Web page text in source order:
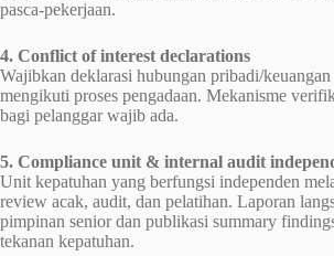
pasca-pekerjaan.
4. Conflict of interest declarations
Wajibkan deklarasi hubungan pribadi/keuangan
mengikuti proses pengadaan. Mekanisme
bagi pelanggar wajib ada.
5. Compliance unit & internal audit
Unit kepatuhan yang berfungsi independen
review acak, audit, dan pelatihan. Laporan
pimpinan senior dan publikasi summary
tekanan kepatuhan.